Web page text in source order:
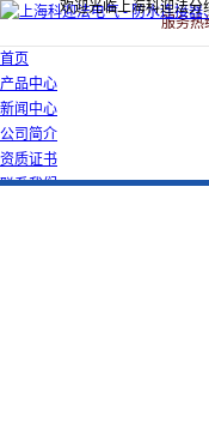
欢迎光临上海科迎法分
服务热
首页
产品中心
新闻中心
公司简介
资质证书
联系我们